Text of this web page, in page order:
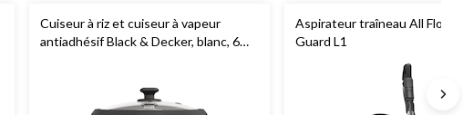
Cuiseur à riz et cuiseur à vapeur
antiadhésif Black & Decker, blanc, 6
Aspirateur traîneau All Floor
Guard L1